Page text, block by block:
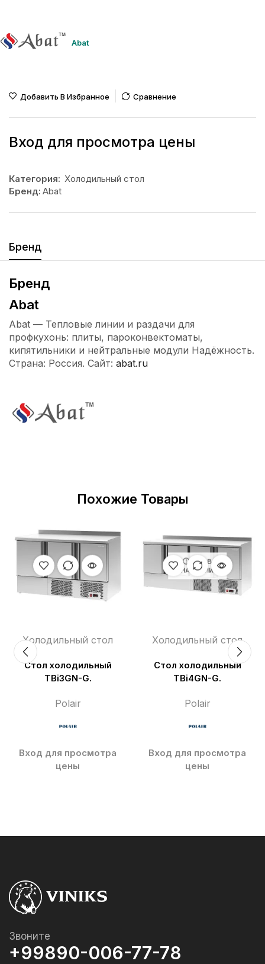
Abat
Добавить В Избранное Сравнение
Вход для просмотра цены
Категория: Холодильный стол
Бренд: Abat
Бренд
Бренд
Abat
Abat — Тепловые линии и раздачи для
профкухонь: плиты, пароконвектоматы,
кипятильники и нейтральные модули Надёжность.
Страна: Россия. Сайт: abat.ru
Похожие Товары
Холодильный стол
Стол холодильный
TBi3GN-G.
Polair
Вход для просмотра
цены
НЕТ В
НАЛИЧИИ
Холодильный стол
Стол холодильный
TBi4GN-G.
Polair
Вход для просмотра
цены
Звоните
+99890-006-77-78